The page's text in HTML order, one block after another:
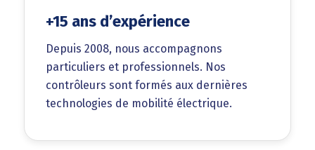
+15 ans d’expérience
Depuis 2008, nous accompagnons
particuliers et professionnels. Nos
contrôleurs sont formés aux dernières
technologies de mobilité électrique.